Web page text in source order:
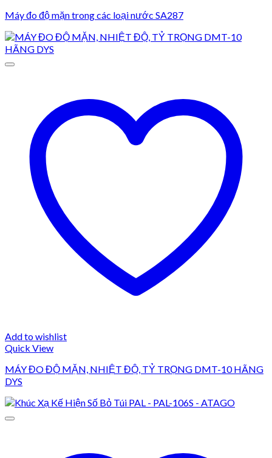
Máy đo độ mặn trong các loại nước SA287
Add to wishlist
Quick View
MÁY ĐO ĐỘ MẶN, NHIỆT ĐỘ, TỶ TRỌNG DMT-10 HÃNG
DYS